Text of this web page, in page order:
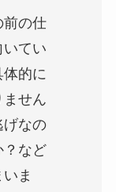
前の仕
てい
体的に
ません
げなの
？など
ま